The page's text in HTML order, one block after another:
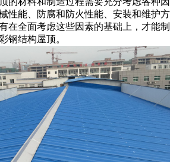
性能、防腐和防火性能、安装和维护方
在全面考虑这些因素的基础上，才能制
钢结构屋顶。